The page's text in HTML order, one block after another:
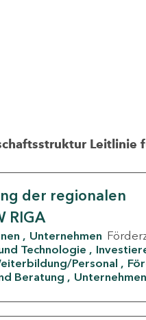
Leitlinie
der regionalen
RIGA
Unternehmen
Technologie
Personal
Beratung